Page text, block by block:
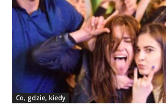
Co, gdzie, kiedy